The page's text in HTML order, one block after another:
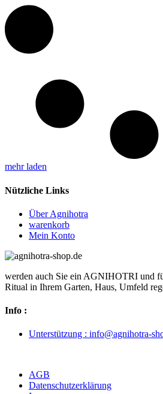
mehr laden
Nützliche Links
Über Agnihotra
warenkorb
Mein Konto
werden auch Sie ein AGNIHOTRI und
Ritual in Ihrem Garten, Haus, Umfeld
Info :
Unterstützung : info@agnihotra-
AGB
Datenschutzerklärung